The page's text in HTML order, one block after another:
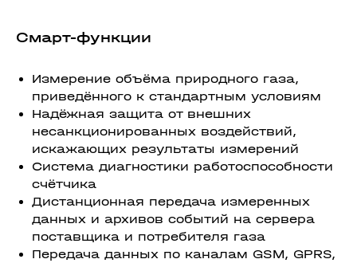
Смарт-функции
Измерение объёма природного газа,
приведённого к стандартным условиям
Надёжная защита от внешних
несанкционированных воздействий,
искажающих результаты измерений
Система диагностики работоспособности
счётчика
Дистанционная передача измеренных
данных и архивов событий на сервера
поставщика и потребителя газа
Передача данных по каналам GSM, GPRS,